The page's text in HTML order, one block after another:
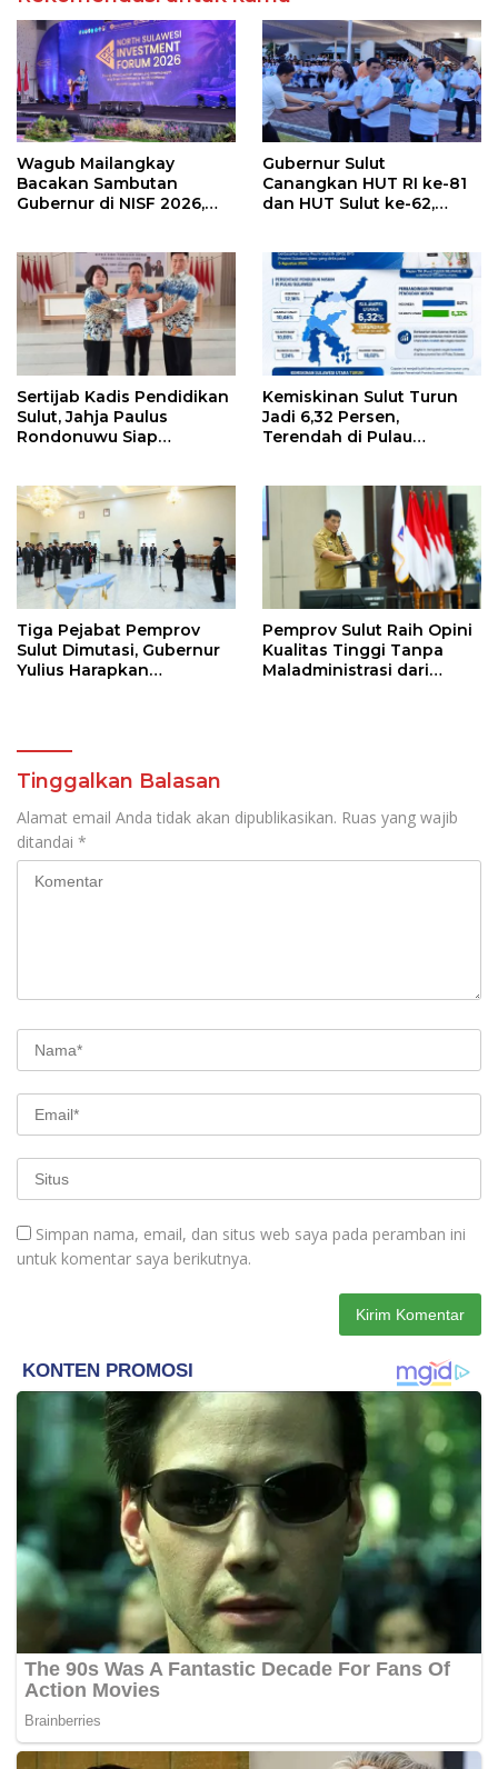
Wagub Mailangkay
Bacakan Sambutan
Gubernur di NISF 2026,
Kelapa ke Investor
Gubernur Sulut
Canangkan HUT RI ke-81
dan HUT Sulut ke-62,
Kendaraan
Sertijab Kadis Pendidikan
Sulut, Jahja Paulus
Rondonuwu Siap
Kemiskinan Sulut Turun
Jadi 6,32 Persen,
Terendah di Pulau
Tiga Pejabat Pemprov
Sulut Dimutasi, Gubernur
Yulius Harapkan
Pemprov Sulut Raih Opini
Kualitas Tinggi Tanpa
Maladministrasi dari
Tinggalkan Balasan
Alamat email Anda tidak akan dipublikasikan. Ruas yang wajib
ditandai *
Simpan nama, email, dan situs web saya pada peramban ini
untuk komentar saya berikutnya.